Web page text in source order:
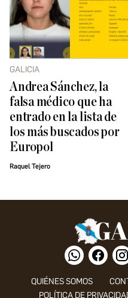
GALICIA
Andrea Sánchez, la
falsa médico que ha
entrado en la lista de
los más buscados por
Europol
Raquel Tejero
QUIÉNES SOMOS
POLÍTICA DE